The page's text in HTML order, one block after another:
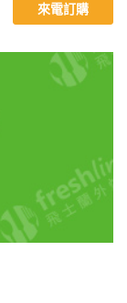
來電訂購